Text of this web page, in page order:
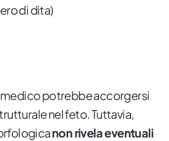
di dita)
medico potrebbe accorgersi
nel feto. Tuttavia,
non rivela eventuali